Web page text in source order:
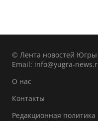
© Лента новостей Югры
Email: info@yugra-
О нас
Контакты
Редакционная политика